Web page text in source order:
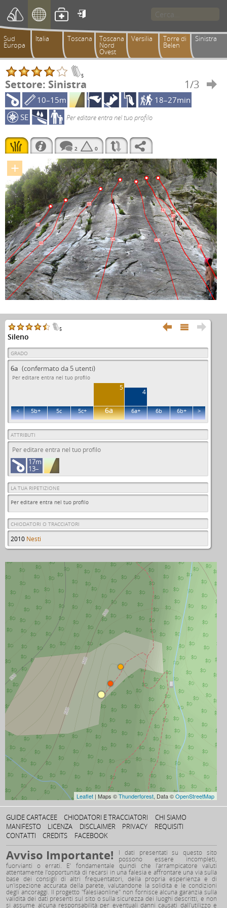

Sud
Europa
Italia Toscana Toscana
Nord
Ovest
Versilia Torre di
Belen
Sinistra
5
Settore: Sinistra 1/3

10–15m
18–27min
SE
Per editare entra nel tuo profilo
2 0
+
5a
4b
4b
5a 5c+
6a
6a
NL
Leaflet | Maps ©Thunderforest, Data ©OpenStreetMap
  
5
Sileno
GRADO
6a (confermato da 5 utenti)
Per editare entra nel tuo profilo
5
4
< 5b+ 5c 5c+ 6a 6a+ 6b 6b+ >
ATTRIBUTI
Per editare entra nel tuo profilo
17m
13–
LA TUA RIPETIZIONE
Per editare entra nel tuo profilo
CHIODATORI O TRACCIATORI
2010 Nesti
GUIDE CARTACEE CHIODATORI E TRACCIATORI
CHI SIAMO
MANIFESTO
LICENZA DISCLAIMER PRIVACY
REQUISITI
CONTATTI
CREDITS FACEBOOK
Avviso Importante! I dati presentati su questo sito
possono essere incompleti,
fuorvianti o errati. E’ fondamentale quindi che l’arrampicatore valuti
attentamente l’opportunità di recarsi in una falesia e affrontare una via sulla
base dei consigli di altri frequentatori, della propria esperienza e di
un'ispezione accurata della parete, valutandone la solidità e le condizioni
degli ancoraggi. Il progetto "falesiaonline" non fornisce alcuna garanzia sulla
validità dei dati presenti sul sito o sulla sicurezza dei luoghi descritti, e non
si assume alcuna responsabilità per eventuali danni causati dall'utilizzo e